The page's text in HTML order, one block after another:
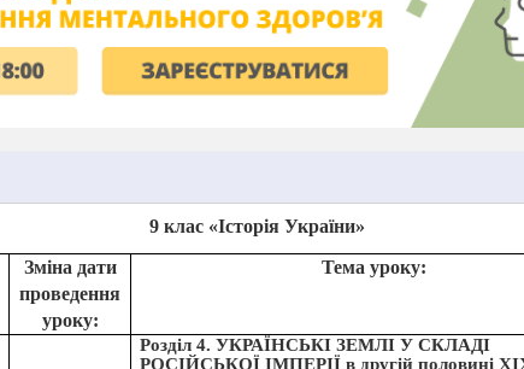
9 клас «Історія України»
Зміна дати
проведення
уроку:
Тема уроку:
Розділ 4. УКРАЇНСЬКІ ЗЕМЛІ У СКЛАДІ
РОСІЙСЬКОЇ ІМПЕРІЇ в другій половині